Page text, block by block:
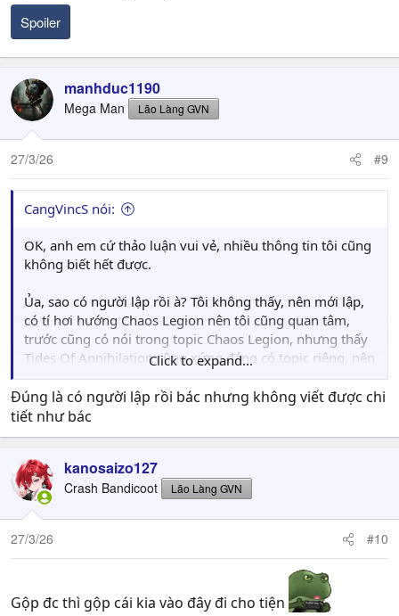
Spoiler
manhduc1190
Mega Man Lão Làng GVN
27/3/26 #9
CangVincS nói:
OK, anh em cứ thảo luận vui vẻ, nhiều thông tin tôi cũng
không biết hết được.
Ủa, sao có người lập rồi à? Tôi không thấy, nên mới lập,
có tí hơi hướng Chaos Legion nên tôi cũng quan tâm,
trước cũng có nói trong topic Chaos Legion, nhưng thấy
Tides Of Annihilation cũng xứng đáng có topic riêng, nên
tôi mới tạo.
Người anh em này cùng sở thích với tôi rồi, haha...
Click to expand...
Đúng là có người lập rồi bác nhưng không viết được chi
tiết như bác
kanosaizo127
Crash Bandicoot Lão Làng GVN
27/3/26 #10
Gộp đc thì gộp cái kia vào đây đi cho tiện